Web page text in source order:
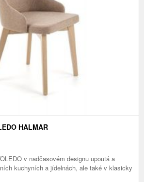
HALMAR
v nadčasovém designu upoutá a
kuchyních a jídelnách, ale také v klasicky